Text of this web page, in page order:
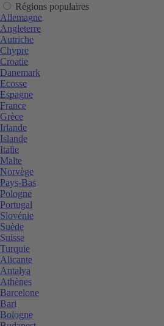
Régions populaires
Allemagne
Angleterre
Autriche
Chypre
Croatie
Danemark
Ecosse
Espagne
France
Grèce
Irlande
Islande
Italie
Malte
Norvège
Pays-Bas
Pologne
Portugal
Slovénie
Suède
Suisse
Turquie
Alicante
Antalya
Athènes
Barcelone
Bari
Bologne